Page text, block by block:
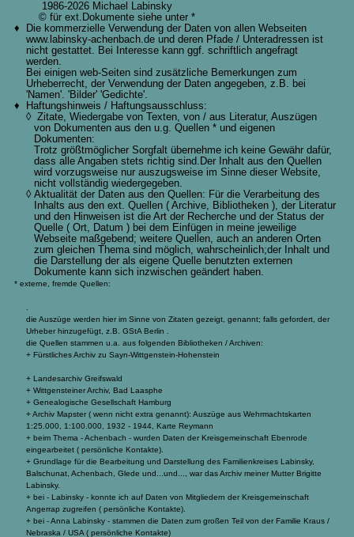
1986-2026 Michael Labinsky
© für ext.Dokumente siehe unter *
♦ Die kommerzielle Verwendung der Daten von allen Webseiten
www.labinsky-achenbach.de und deren Pfade / Unteradressen ist
nicht gestattet. Bei Interesse kann ggf. schriftlich angefragt
werden.
Bei einigen web-Seiten sind zusätzliche Bemerkungen zum
Urheberrecht, der Verwendung der Daten angegeben, z.B. bei
'Namen'. 'Bilder' 'Gedichte'.
♦ Haftungshinweis / Haftungsausschluss:
◊ Zitate, Wiedergabe von Texten, von / aus Literatur, Auszügen
von Dokumenten aus den u.g. Quellen * und eigenen
Dokumenten:
Trotz größtmöglicher Sorgfalt übernehme ich keine Gewähr dafür,
dass alle Angaben stets richtig sind.Der Inhalt aus den Quellen
wird vorzugsweise nur auszugsweise im Sinne dieser Website,
nicht vollständig wiedergegeben.
◊ Aktualität der Daten aus den Quellen: Für die Verarbeitung des
Inhalts aus den ext. Quellen ( Archive, Bibliotheken ), der Literatur
und den Hinweisen ist die Art der Recherche und der Status der
Quelle ( Ort, Datum ) bei dem Einfügen in meine jeweilige
Webseite maßgebend; weitere Quellen, auch an anderen Orten
zum gleichen Thema sind möglich, wahrscheinlich;der Inhalt und
die Darstellung der als eigene Quelle benutzten externen
Dokumente kann sich inzwischen geändert haben.
* externe, fremde Quellen:
.
die Auszüge werden hier im Sinne von Zitaten gezeigt, genannt; falls gefordert, der
Urheber hinzugefügt, z.B. GStA Berlin .
die Quellen stammen u.a. aus folgenden Bibliotheken / Archiven:
+ Fürstliches Archiv zu Sayn-Wittgenstein-Hohenstein
+ Landesarchiv Greifswald
+ Wittgensteiner Archiv, Bad Laasphe
+ Genealogische Gesellschaft Hamburg
+ Archiv Mapster ( wenn nicht extra genannt): Auszüge aus Wehrmachtskarten
1:25.000, 1:100.000, 1932 - 1944, Karte Reymann
+ beim Thema - Achenbach - wurden Daten der Kreisgemeinschaft Ebenrode
eingearbeitet ( persönliche Kontakte).
+ Grundlage für die Bearbeitung und Darstellung des Familienkreises Labinsky,
Balschunat, Achenbach, Glede und...und..., war das Archiv meiner Mutter Brigitte
Labinsky.
+ bei - Labinsky - konnte ich auf Daten von Mitgliedern der Kreisgemeinschaft
Angerrap zugreifen ( persönliche Kontakte).
+ bei - Anna Labinsky - stammen die Daten zum großen Teil von der Familie Kraus /
Nebraska / USA ( persönliche Kontakte)